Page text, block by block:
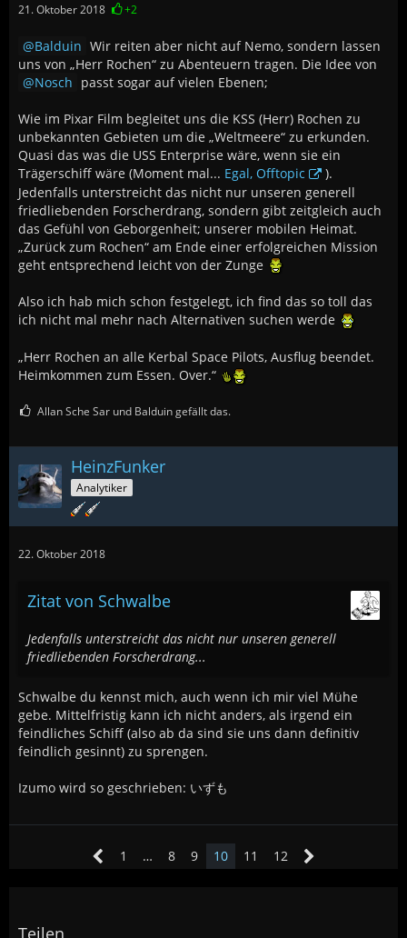
21. Oktober 2018 +2
Balduin Wir reiten aber nicht auf Nemo, sondern lassen
uns von „Herr Rochen“ zu Abenteuern tragen. Die Idee von
Nosch passt sogar auf vielen Ebenen;
Wie im Pixar Film begleitet uns die KSS (Herr) Rochen zu
unbekannten Gebieten um die „Weltmeere“ zu erkunden.
Quasi das was die USS Enterprise wäre, wenn sie ein
Trägerschiff wäre (Moment mal... Egal, Offtopic
).
Jedenfalls unterstreicht das nicht nur unseren generell
friedliebenden Forscherdrang, sondern gibt zeitgleich auch
das Gefühl von Geborgenheit; unserer mobilen Heimat.
„Zurück zum Rochen“ am Ende einer erfolgreichen Mission
geht entsprechend leicht von der Zunge
Also ich hab mich schon festgelegt, ich find das so toll das
ich nicht mal mehr nach Alternativen suchen werde
„Herr Rochen an alle Kerbal Space Pilots, Ausflug beendet.
Heimkommen zum Essen. Over.“
Allan Sche Sar und Balduin gefällt das.
HeinzFunker
Analytiker
22. Oktober 2018
Zitat von Schwalbe
Jedenfalls unterstreicht das nicht nur unseren generell
friedliebenden Forscherdrang...
Schwalbe du kennst mich, auch wenn ich mir viel Mühe
gebe. Mittelfristig kann ich nicht anders, als irgend ein
feindliches Schiff (also ab da sind sie uns dann definitiv
feindlich gesinnt) zu sprengen.
Izumo wird so geschrieben: いずも
1 … 8 9 10 11 12
Teilen